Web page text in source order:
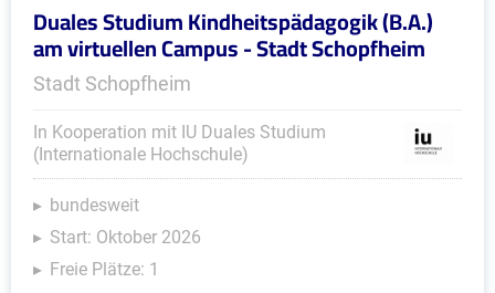
Duales Studium Kindheitspädagogik (B.A.)
am virtuellen Campus - Stadt Schopfheim
Stadt Schopfheim
In Kooperation mit IU Duales Studium
(Internationale Hochschule)
bundesweit
Start: Oktober 2026
Freie Plätze: 1